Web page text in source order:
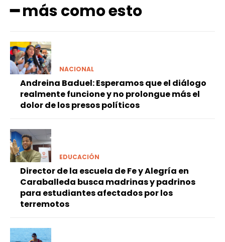
━ más como esto
NACIONAL
Andreina Baduel: Esperamos que el diálogo
realmente funcione y no prolongue más el
dolor de los presos políticos
EDUCACIÓN
Director de la escuela de Fe y Alegría en
Caraballeda busca madrinas y padrinos
para estudiantes afectados por los
terremotos